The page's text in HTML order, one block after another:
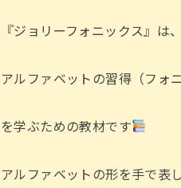
『ジョリーフォニックス』は、
アルファベットの習得（フォ
を学ぶための教材です
アルファベットの形を手で表し